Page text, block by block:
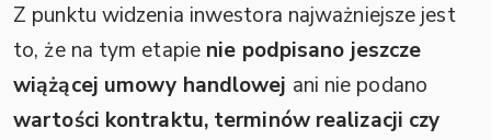
Z punktu widzenia inwestora najważniejsze jest
to, że na tym etapie nie podpisano jeszcze
wiążącej umowy handlowej ani nie podano
wartości kontraktu, terminów realizacji czy